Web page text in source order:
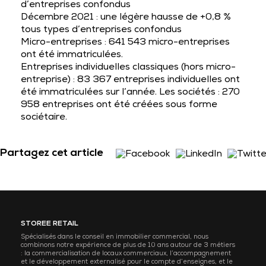
d’entreprises confondus
Décembre 2021 : une légère hausse de +0,8 %
tous types d’entreprises confondus
Micro-entreprises : 641 543 micro-entreprises
ont été immatriculées.
Entreprises individuelles classiques (hors micro-
entreprise) : 83 367 entreprises individuelles ont
été immatriculées sur l’année. Les sociétés : 270
958 entreprises ont été créées sous forme
sociétaire.
Partagez cet article
STOREE RETAIL
Spécialisés dans le conseil en immobilier commercial, nous
combinons notre expérience de plus de 10 ans autour de 3 métiers
: la commercialisation de locaux commerciaux, l’accompagnement
et le développement externalisé pour le compte d’enseignes, et le